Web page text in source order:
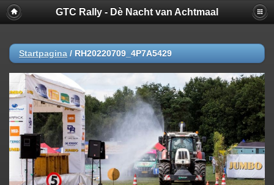
GTC Rally - Dè Nacht van Achtmaal
Startpagina / RH20220709_4P7A5429